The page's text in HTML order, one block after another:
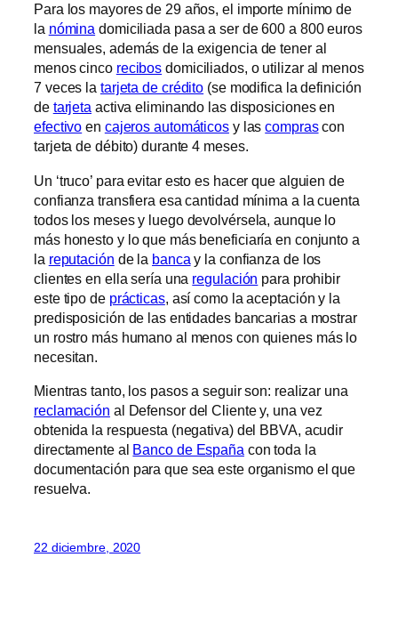
Para los mayores de 29 años, el importe mínimo de
la nómina domiciliada pasa a ser de 600 a 800 euros
mensuales, además de la exigencia de tener al
menos cinco recibos domiciliados, o utilizar al menos
7 veces la tarjeta de crédito (se modifica la definición
de tarjeta activa eliminando las disposiciones en
efectivo en cajeros automáticosy lascomprascon
tarjeta de débito) durante 4 meses.
Un ‘truco’ para evitar esto es hacer que alguien de
confianza transfiera esa cantidad mínima a la cuenta
todos los meses y luego devolvérsela, aunque lo
más honesto y lo que más beneficiaría en conjunto a
la reputación de la banca y la confianza de los
clientes en ella sería una regulación para prohibir
este tipo de prácticas, así como la aceptación y la
predisposición de las entidades bancarias a mostrar
un rostro más humano al menos con quienes más lo
necesitan.
Mientras tanto, los pasos a seguir son: realizar una
reclamación al Defensor del Cliente y, una vez
obtenida la respuesta (negativa) del BBVA, acudir
directamente al Banco de España con toda la
documentación para que sea este organismo el que
resuelva.
22 diciembre, 2020